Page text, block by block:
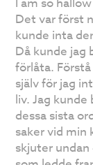
Det var först
kunde inta
Då kunde
förlåta.
själv för jag
liv. Jag kunde
dessa sista
saker vid
skjuter